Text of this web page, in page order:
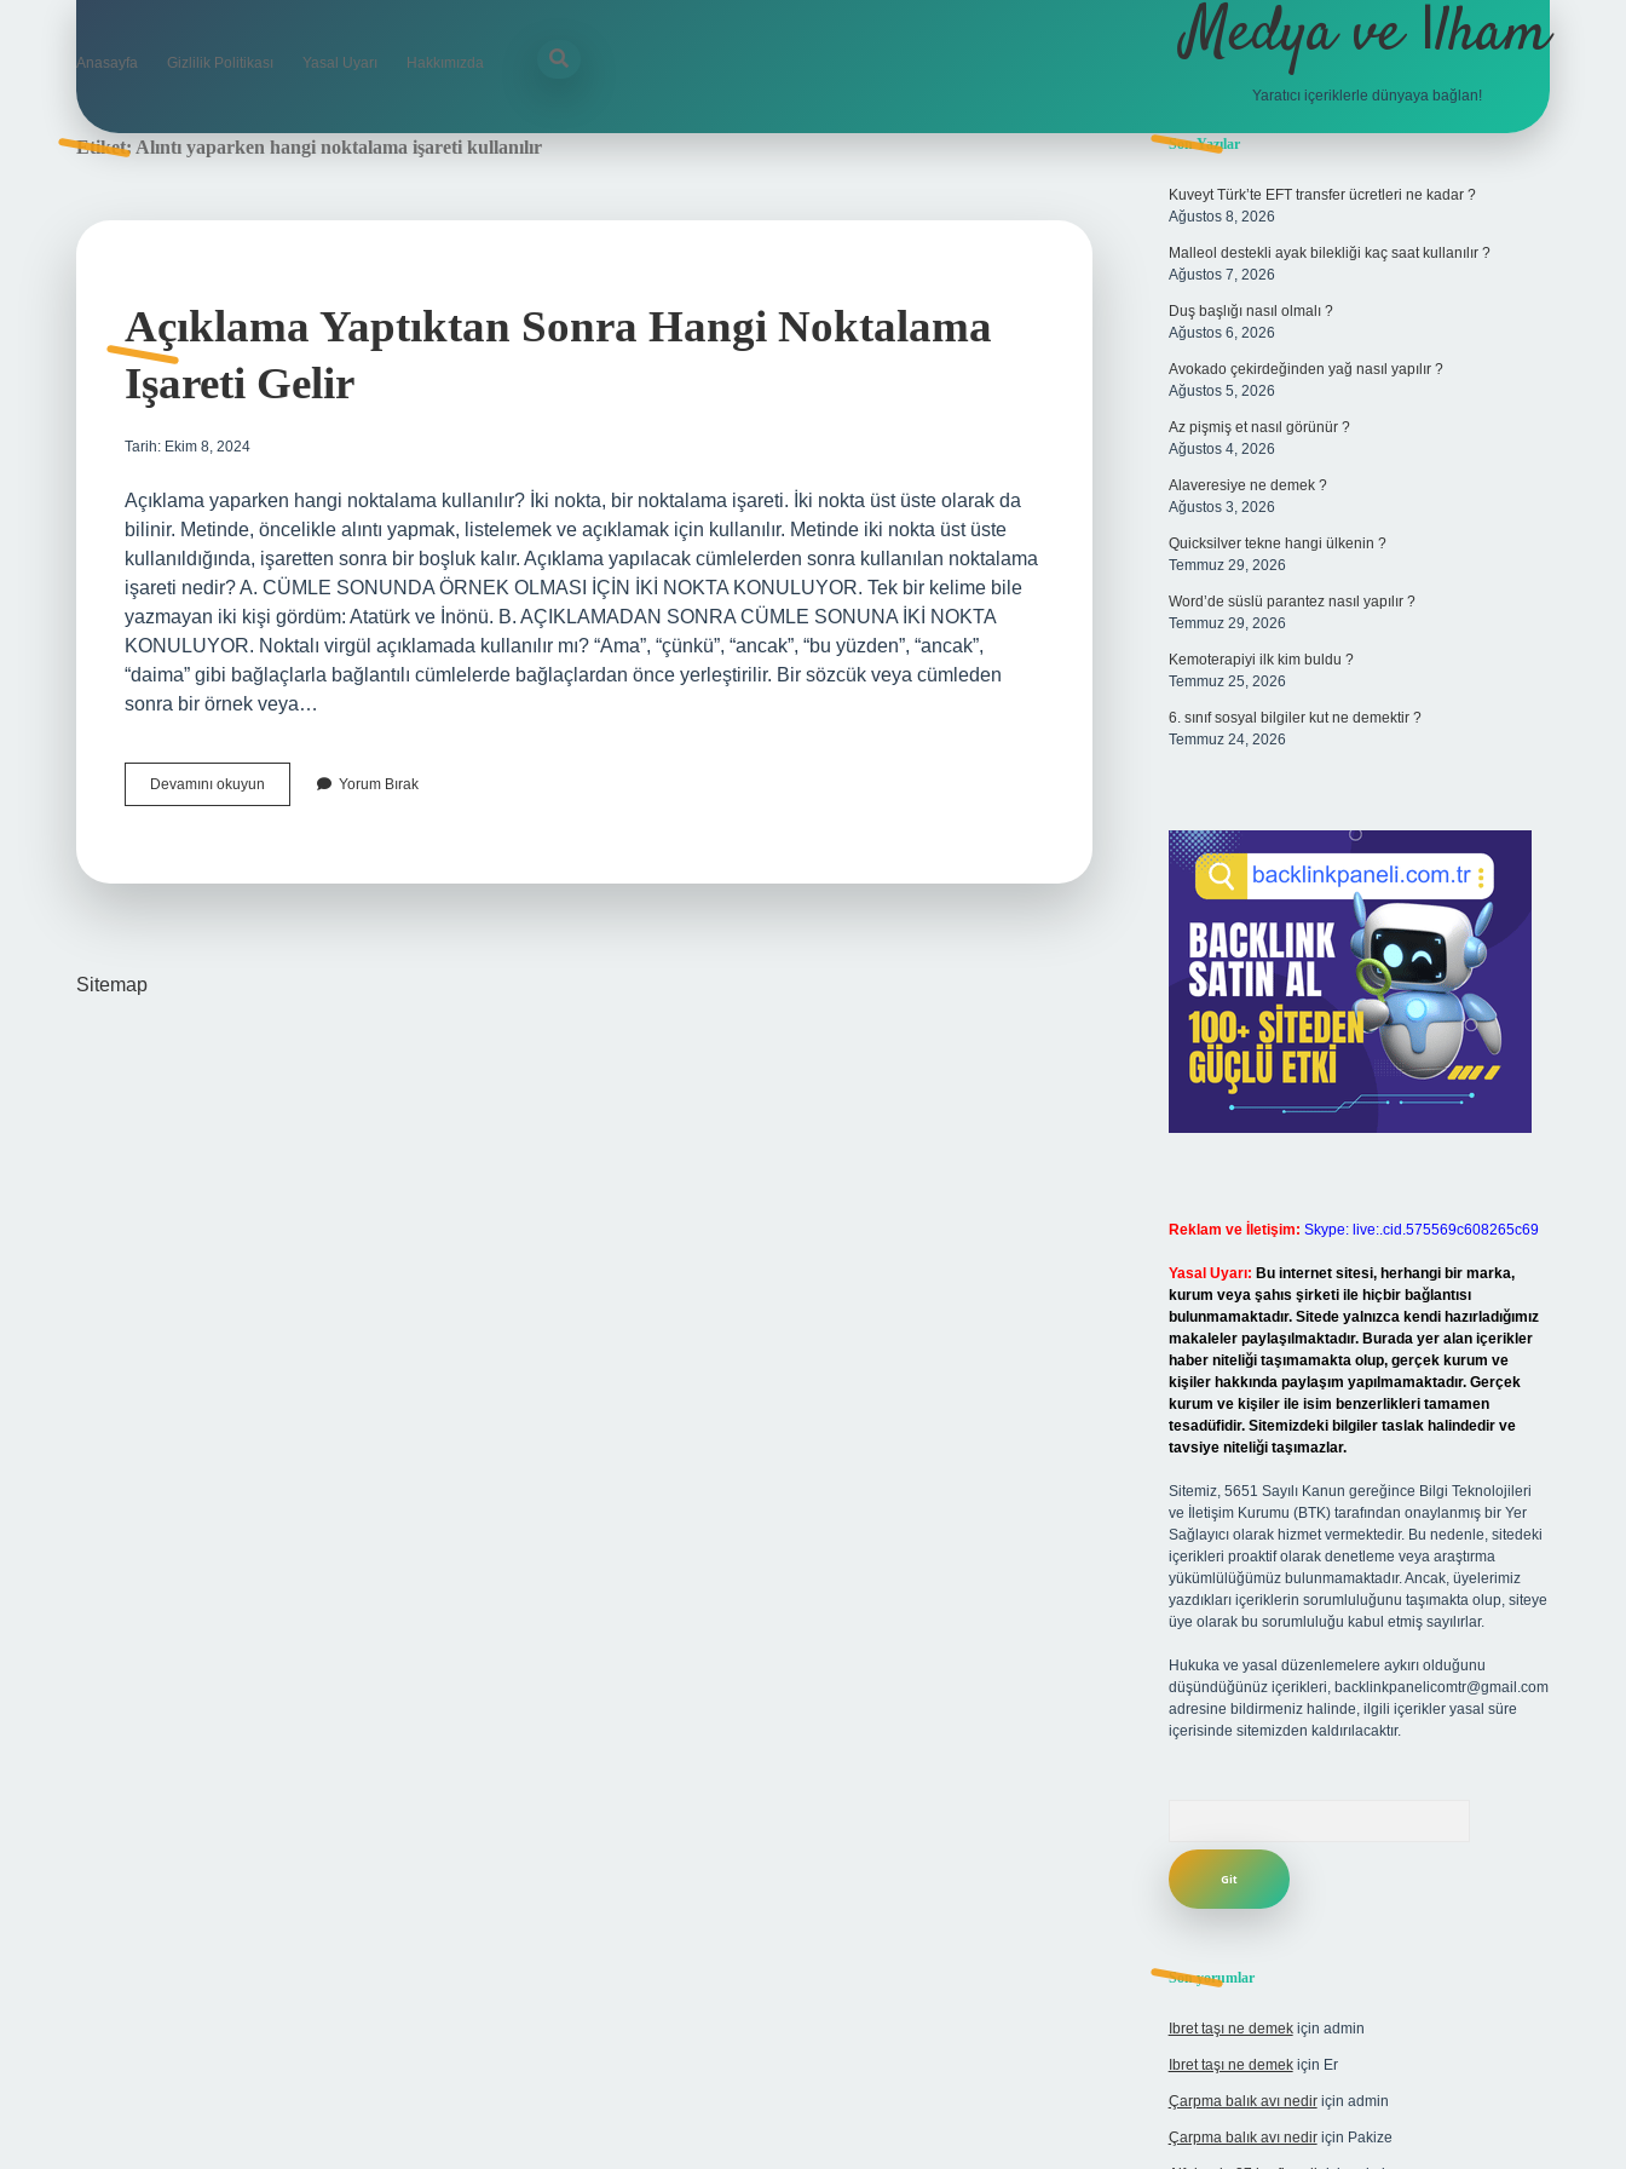
Anasayfa Gizlilik Politikası Yasal Uyarı Hakkımızda Medya ve İlham
Yaratıcı içeriklerle dünyaya bağlan!
Etiket: Alıntı yaparken hangi noktalama işareti kullanılır
Açıklama Yaptıktan Sonra Hangi Noktalama
Işareti Gelir
Tarih: Ekim 8, 2024
Açıklama yaparken hangi noktalama kullanılır? İki nokta, bir noktalama işareti. İki nokta üst üste olarak da
bilinir. Metinde, öncelikle alıntı yapmak, listelemek ve açıklamak için kullanılır. Metinde iki nokta üst üste
kullanıldığında, işaretten sonra bir boşluk kalır. Açıklama yapılacak cümlelerden sonra kullanılan noktalama
işareti nedir? A. CÜMLE SONUNDA ÖRNEK OLMASI İÇİN İKİ NOKTA KONULUYOR. Tek bir kelime bile
yazmayan iki kişi gördüm: Atatürk ve İnönü. B. AÇIKLAMADAN SONRA CÜMLE SONUNA İKİ NOKTA
KONULUYOR. Noktalı virgül açıklamada kullanılır mı? “Ama”, “çünkü”, “ancak”, “bu yüzden”, “ancak”,
“daima” gibi bağlaçlarla bağlantılı cümlelerde bağlaçlardan önce yerleştirilir. Bir sözcük veya cümleden
sonra bir örnek veya…
Devamını okuyun Açıklama
Yaptıktan
Yorum Bırak
Sitemap
Sidebar
Son Yazılar
Kuveyt Türk’te EFT transfer ücretleri ne kadar ?
Ağustos 8, 2026
Malleol destekli ayak bilekliği kaç saat kullanılır ?
Ağustos 7, 2026
Duş başlığı nasıl olmalı ?
Ağustos 6, 2026
Avokado çekirdeğinden yağ nasıl yapılır ?
Ağustos 5, 2026
Az pişmiş et nasıl görünür ?
Ağustos 4, 2026
Alaveresiye ne demek ?
Ağustos 3, 2026
Quicksilver tekne hangi ülkenin ?
Temmuz 29, 2026
Word’de süslü parantez nasıl yapılır ?
Temmuz 29, 2026
Kemoterapiyi ilk kim buldu ?
Temmuz 25, 2026
6. sınıf sosyal bilgiler kut ne demektir ?
Temmuz 24, 2026
Reklam ve İletişim: Skype: live:.cid.575569c608265c69
Yasal Uyarı: Bu internet sitesi, herhangi bir marka,
kurum veya şahıs şirketi ile hiçbir bağlantısı
bulunmamaktadır. Sitede yalnızca kendi hazırladığımız
makaleler paylaşılmaktadır. Burada yer alan içerikler
haber niteliği taşımamakta olup, gerçek kurum ve
kişiler hakkında paylaşım yapılmamaktadır. Gerçek
kurum ve kişiler ile isim benzerlikleri tamamen
tesadüfidir. Sitemizdeki bilgiler taslak halindedir ve
tavsiye niteliği taşımazlar.
Sitemiz, 5651 Sayılı Kanun gereğince Bilgi Teknolojileri
ve İletişim Kurumu (BTK) tarafından onaylanmış bir Yer
Sağlayıcı olarak hizmet vermektedir. Bu nedenle, sitedeki
içerikleri proaktif olarak denetleme veya araştırma
yükümlülüğümüz bulunmamaktadır. Ancak, üyelerimiz
yazdıkları içeriklerin sorumluluğunu taşımakta olup, siteye
üye olarak bu sorumluluğu kabul etmiş sayılırlar.
Hukuka ve yasal düzenlemelere aykırı olduğunu
düşündüğünüz içerikleri, backlinkpanelicomtr@gmail.com
adresine bildirmeniz halinde, ilgili içerikler yasal süre
içerisinde sitemizden kaldırılacaktır.
Son yorumlar
Ibret taşı ne demekiçin admin
Ibret taşı ne demekiçin Er
Çarpma balık avı nediriçin admin
Çarpma balık avı nediriçin Pakize